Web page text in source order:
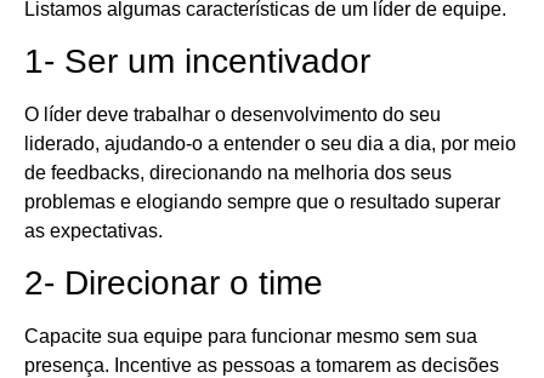
Listamos algumas características de um líder de equipe.
1- Ser um incentivador
O líder deve trabalhar o desenvolvimento do seu
liderado, ajudando-o a entender o seu dia a dia, por meio
de feedbacks, direcionando na melhoria dos seus
problemas e elogiando sempre que o resultado superar
as expectativas.
2- Direcionar o time
Capacite sua equipe para funcionar mesmo sem sua
presença. Incentive as pessoas a tomarem as decisões